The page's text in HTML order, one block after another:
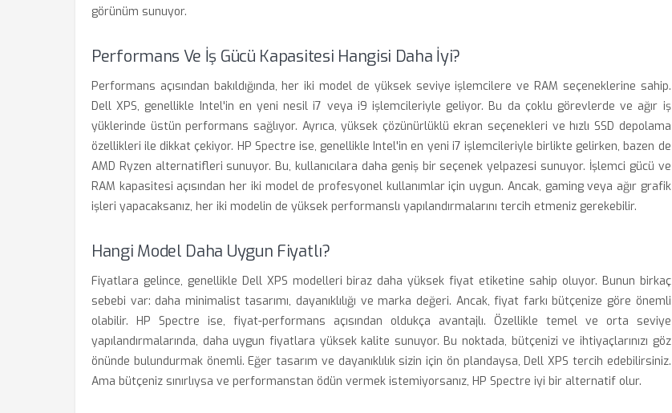
görünüm sunuyor.
Performans Ve İş Gücü Kapasitesi Hangisi Daha İyi?
Performans açısından bakıldığında, her iki model de yüksek seviye işlemcilere ve RAM seçeneklerine sahip.
Dell XPS, genellikle Intel'in en yeni nesil i7 veya i9 işlemcileriyle geliyor. Bu da çoklu görevlerde ve ağır iş
yüklerinde üstün performans sağlıyor. Ayrıca, yüksek çözünürlüklü ekran seçenekleri ve hızlı SSD depolama
özellikleri ile dikkat çekiyor. HP Spectre ise, genellikle Intel'in en yeni i7 işlemcileriyle birlikte gelirken, bazen de
AMD Ryzen alternatifleri sunuyor. Bu, kullanıcılara daha geniş bir seçenek yelpazesi sunuyor. İşlemci gücü ve
RAM kapasitesi açısından her iki model de profesyonel kullanımlar için uygun. Ancak, gaming veya ağır grafik
işleri yapacaksanız, her iki modelin de yüksek performanslı yapılandırmalarını tercih etmeniz gerekebilir.
Hangi Model Daha Uygun Fiyatlı?
Fiyatlara gelince, genellikle Dell XPS modelleri biraz daha yüksek fiyat etiketine sahip oluyor. Bunun birkaç
sebebi var: daha minimalist tasarımı, dayanıklılığı ve marka değeri. Ancak, fiyat farkı bütçenize göre önemli
olabilir. HP Spectre ise, fiyat-performans açısından oldukça avantajlı. Özellikle temel ve orta seviye
yapılandırmalarında, daha uygun fiyatlara yüksek kalite sunuyor. Bu noktada, bütçenizi ve ihtiyaçlarınızı göz
önünde bulundurmak önemli. Eğer tasarım ve dayanıklılık sizin için ön plandaysa, Dell XPS tercih edebilirsiniz.
Ama bütçeniz sınırlıysa ve performanstan ödün vermek istemiyorsanız, HP Spectre iyi bir alternatif olur.